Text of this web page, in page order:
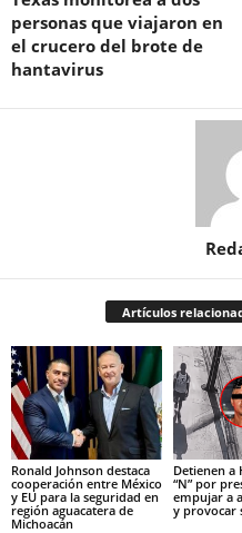
personas que viajaron en
el crucero del brote de
hantavirus
Artículos
Ronald Johnson destaca
cooperación entre México
y EU para la seguridad en
región aguacatera de
Michoacán
Detienen a
“N” por
empujar a
y provocar